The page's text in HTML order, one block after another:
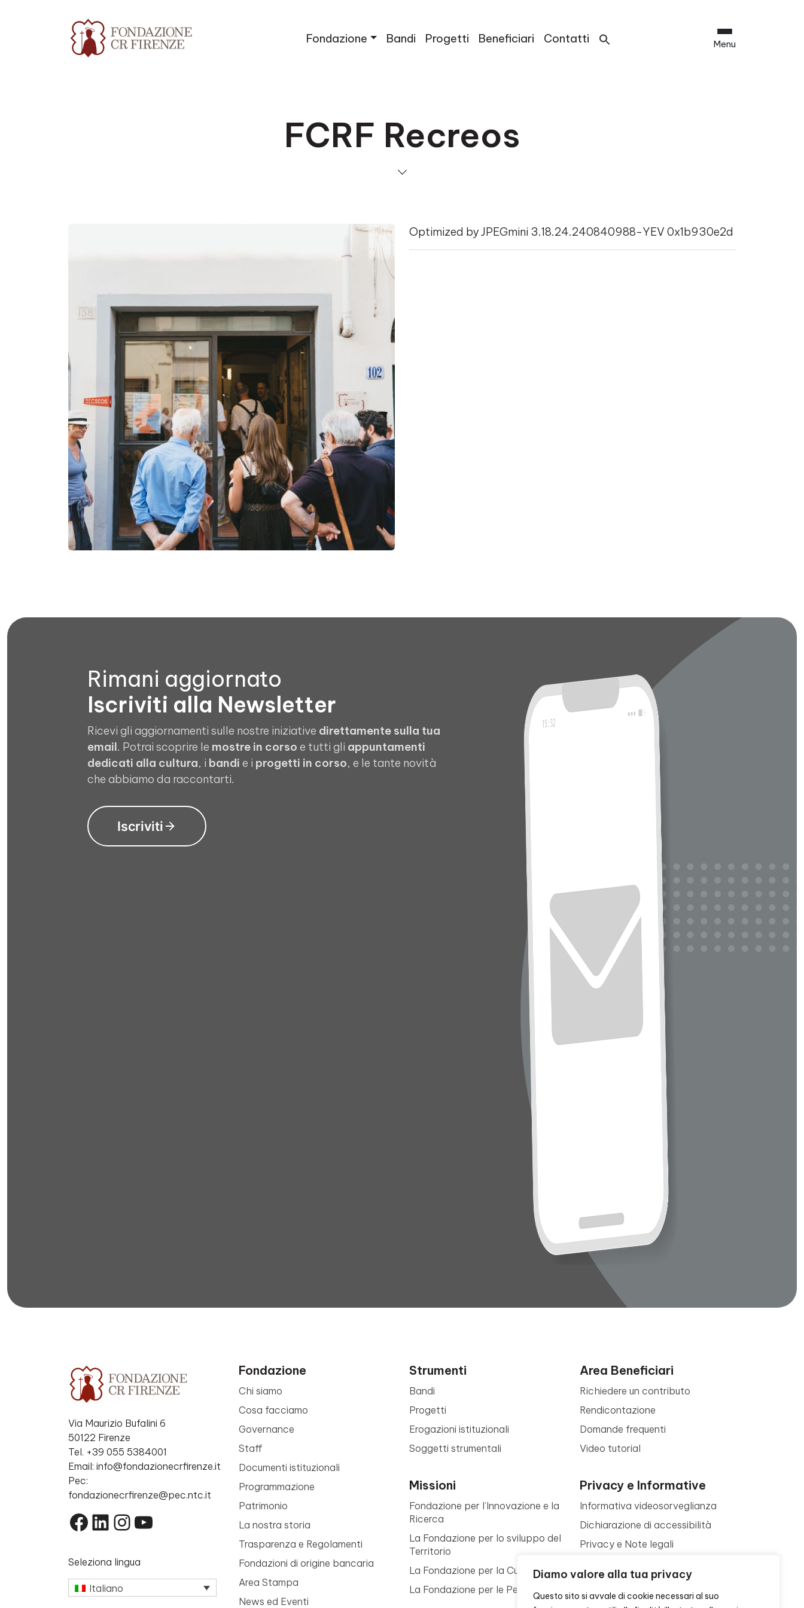
Diamo valore alla tua privacy
Questo sito si avvale di cookie necessari al suo
Fondazione Bandi Progetti Beneficiari Contatti Menu
FCRF Recreos
Optimized by JPEGmini 3.18.24.240840988-YEV 0x1b930e2d
Rimani aggiornato
Iscriviti alla Newsletter
Ricevi gli aggiornamenti sulle nostre iniziative direttamente sulla tua
email. Potrai scoprire le mostre in corso e tutti gli appuntamenti
dedicati alla cultura, i bandi e i progetti in corso, e le tante novità
che abbiamo da raccontarti.
Iscriviti
Via Maurizio Bufalini 6
50122 Firenze
Tel. +39 055 5384001
Email: info@fondazionecrfirenze.it
Pec:
fondazionecrfirenze@pec.ntc.it
Facebook
LinkedIn
Instagram
YouTube
Seleziona lingua
Italiano
Fondazione
Chi siamo
Cosa facciamo
Governance
Staff
Documenti istituzionali
Programmazione
Patrimonio
La nostra storia
Trasparenza e Regolamenti
Fondazioni di origine bancaria
Area Stampa
News ed Eventi
Strumenti
Bandi
Progetti
Erogazioni istituzionali
Soggetti strumentali
Missioni
Fondazione per l’Innovazione e la
Ricerca
La Fondazione per lo sviluppo del
Territorio
La Fondazione per la Cultura
La Fondazione per le Persone
Area Beneficiari
Richiedere un contributo
Rendicontazione
Domande frequenti
Video tutorial
Privacy e Informative
Informativa videosorveglianza
Dichiarazione di accessibilità
Privacy e Note legali
Contattaci